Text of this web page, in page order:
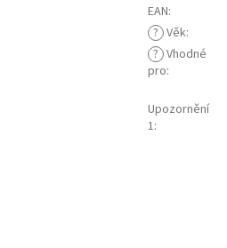
EAN:
? Věk:
? Vhodné
pro:
Upozornění
1: